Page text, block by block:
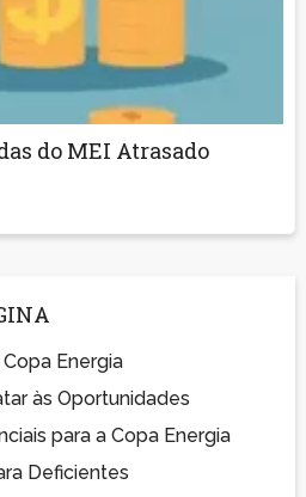
do MEI Atrasado
Energia
às Oportunidades
para a Copa Energia
Deficientes